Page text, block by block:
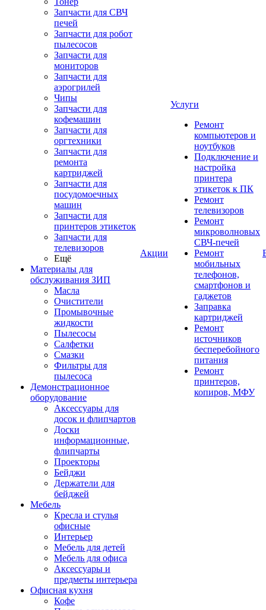
Запчасти для СВЧ
печей
Запчасти для робот
пылесосов
Запчасти для
мониторов
Запчасти для
аэрогрилей
Чипы
Запчасти для
кофемашин
Запчасти для
оргтехники
Запчасти для
ремонта
картриджей
Запчасти для
посудомоечных
машин
Запчасти для
принтеров этикеток
Запчасти для
телевизоров
Ещё
Материалы для
обслуживания ЗИП
Масла
Очистители
Промывочные
жидкости
Пылесосы
Салфетки
Смазки
Фильтры для
пылесоса
Демонстрационное
оборудование
Аксессуары для
досок и флипчартов
Доски
информационные,
флипчарты
Проекторы
Бейджи
Держатели для
бейджей
Мебель
Кресла и стулья
офисные
Интерьер
Мебель для детей
Мебель для офиса
Аксессуары и
предметы интерьера
Офисная кухня
Кофе
Акции
Услуги
Ремонт
компьютеров и
ноутбуков
Подключение и
настройка
принтера
этикеток к ПК
Ремонт
телевизоров
Ремонт
микроволновых
СВЧ-печей
Ремонт
мобильных
телефонов,
смартфонов и
гаджетов
Заправка
картриджей
Ремонт
источников
бесперебойного
питания
Ремонт
принтеров,
копиров, МФУ